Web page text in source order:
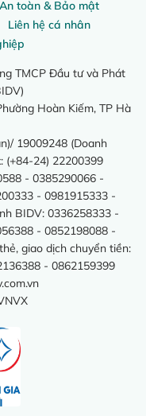
An toàn & Bảo mật
Liên hệ cá nhân
TMCP Đầu tư và Phát
Hoàn Kiếm, TP Hà
19009248 (Doanh
(+84-24) 22200399
- 0385290066 -
- 0981915333 -
BIDV: 0336258333 -
- 0852198088 -
giao dịch chuyển tiền:
- 0862159399